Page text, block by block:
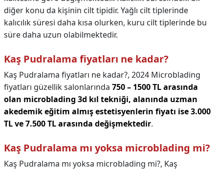
diğer konu da kişinin cilt tipidir. Yağlı cilt tiplerinde
kalıcılık süresi daha kısa olurken, kuru cilt tiplerinde bu
süre daha uzun olabilmektedir.
Kaş Pudralama fiyatları ne kadar?
Kaş Pudralama fiyatları ne kadar?, 2024 Microblading
fiyatları güzellik salonlarında 750 – 1500 TL arasında
olan microblading 3d kıl tekniği, alanında uzman
akedemik eğitim almış estetisyenlerin fiyatı ise 3.000
TL ve 7.500 TL arasında değişmektedir.
Kaş Pudralama mı yoksa microblading mi?
Kaş Pudralama mı yoksa microblading mi?, Kaş